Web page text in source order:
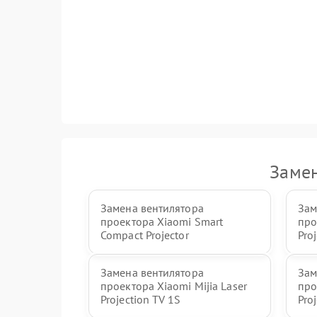
Замена вентилятора
проектора Xiaomi Smart
Compact Projector
Замена вентилятора
проектора Xiaomi Mijia Laser
Projection TV 1S